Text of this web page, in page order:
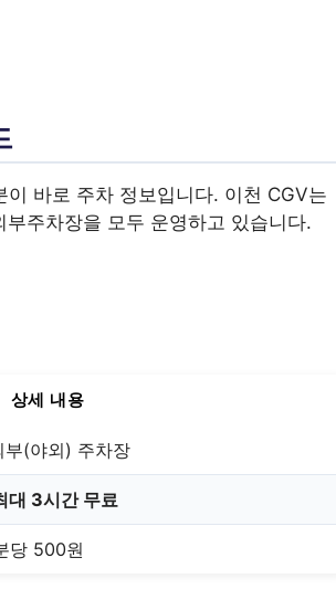
바로 주차 정보입니다. 이천 CGV는
주차장을 모두 운영하고 있습니다.
상세 내용
부(야외) 주차장
대 3시간 무료
당 500원